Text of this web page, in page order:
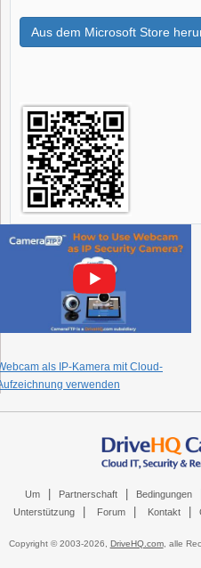
Aus dem Microsoft Store
als IP-Kamera mit Cloud-
verwenden
Um Partnerschaft Bedingungen
Unterstützung Forum Kontakt
Copyright © 2003-2026, DriveHQ.com, alle